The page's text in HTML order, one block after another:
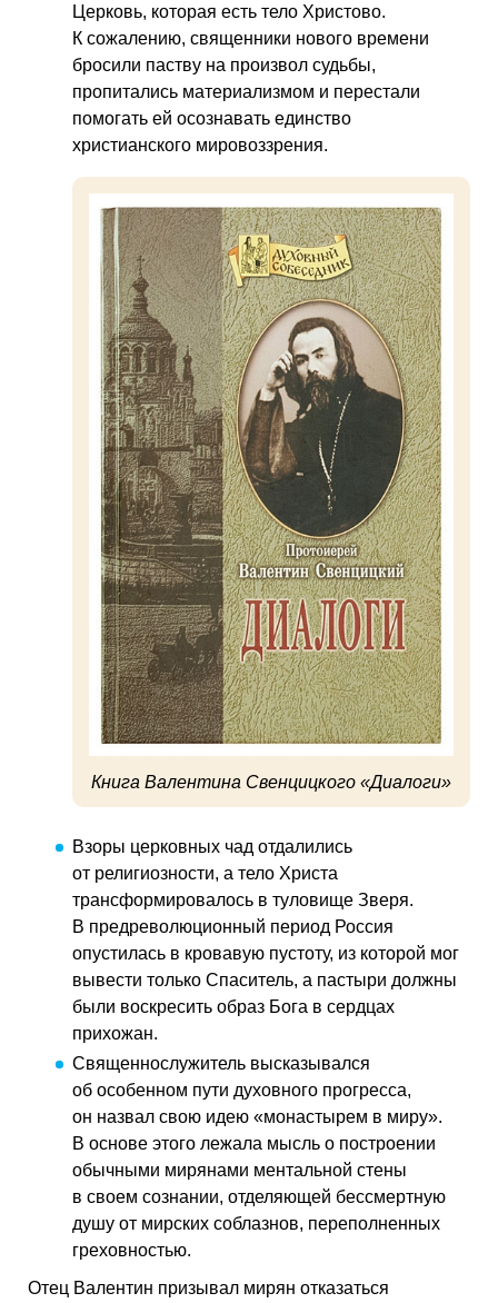
Церковь, которая есть тело Христово.
К сожалению, священники нового времени
бросили паству на произвол судьбы,
пропитались материализмом и перестали
помогать ей осознавать единство
христианского мировоззрения.
Книга Валентина Свенцицкого «Диалоги»
Взоры церковных чад отдалились
от религиозности, а тело Христа
трансформировалось в туловище Зверя.
В предреволюционный период Россия
опустилась в кровавую пустоту, из которой мог
вывести только Спаситель, а пастыри должны
были воскресить образ Бога в сердцах
прихожан.
Священнослужитель высказывался
об особенном пути духовного прогресса,
он назвал свою идею «монастырем в миру».
В основе этого лежала мысль о построении
обычными мирянами ментальной стены
в своем сознании, отделяющей бессмертную
душу от мирских соблазнов, переполненных
греховностью.
Отец Валентин призывал мирян отказаться